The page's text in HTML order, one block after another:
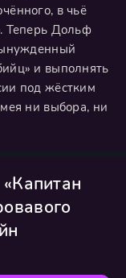
в чьё
Теперь Дольф
и выполнять
под жёстким
ни выбора, ни